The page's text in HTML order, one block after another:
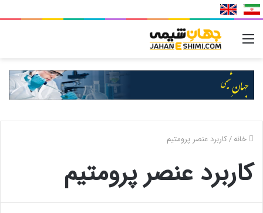
خانه/کاربرد عنصر پرومتیم
کاربرد عنصر پرومتیم